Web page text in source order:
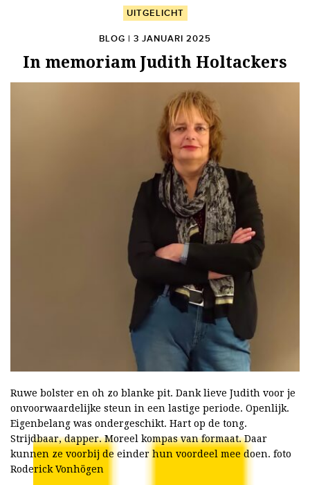
UITGELICHT
BLOG | 3 JANUARI 2025
In memoriam Judith Holtackers
Ruwe bolster en oh zo blanke pit. Dank lieve Judith voor je
onvoorwaardelijke steun in een lastige periode. Openlijk.
Eigenbelang was ondergeschikt. Hart op de tong.
Strijdbaar, dapper. Moreel kompas van formaat. Daar
kunnen ze voorbij de einder hun voordeel mee doen. foto
Roderick Vonhögen